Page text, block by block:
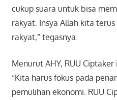
cukup suara untuk bisa
rakyat. Insya Allah kita
rakyat,” tegasnya.
Menurut AHY, RUU
“Kita harus fokus pada
pemulihan ekonomi. RUU